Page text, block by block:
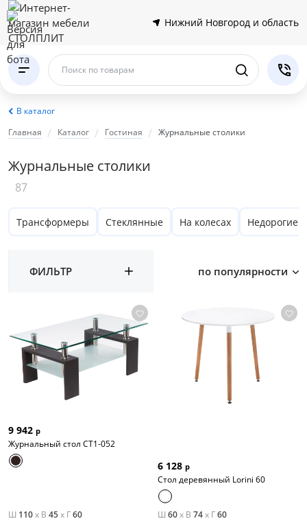
Нижний Новгород и область
Поиск по товарам
В каталог
Главная
Каталог Гостиная Журнальные столики
Журнальные столики
87
Трансформеры Стеклянные На колесах Недорогие
ФИЛЬТР по популярности
9 942 р
Журнальный стол CT1-052
Ш 110x В 45x Г60
6 128 р
Стол деревянный Lorini 60
Ш 60x В 74x Г60